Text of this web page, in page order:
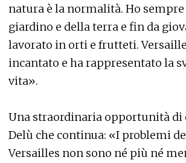
natura è la normalità. Ho
giardino e della terra e fin da
lavorato in orti e frutteti.
incantato e ha rappresentato la
vita».
Una straordinaria opportunità di
Delù che continua: «I problemi
Versailles non sono né più né